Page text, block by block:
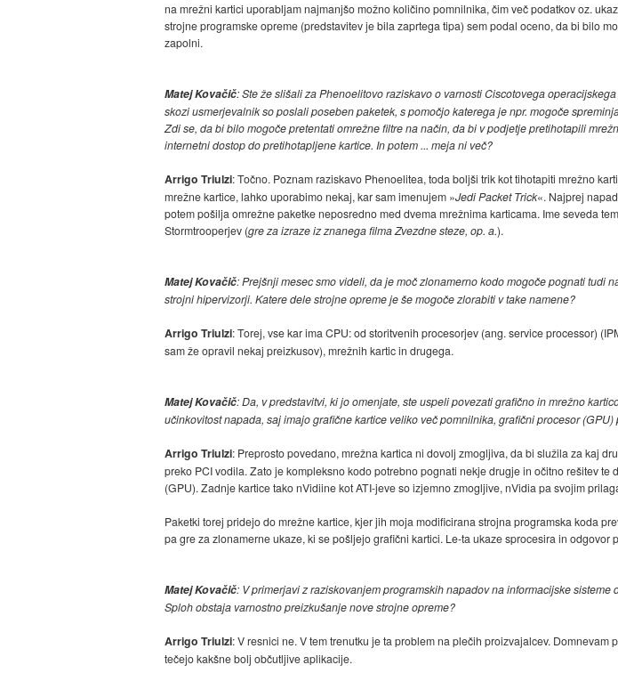
na mrežni kartici uporabljam najmanjšo možno količino pomnilnika, čim več podatkov oz.
strojne programske opreme (predstavitev je bila zaprtega tipa) sem podal oceno, da bi bilo
zapolni.
Matej Kovačič: Ste že slišali za Phenoelitovo raziskavo o varnosti Ciscotovega
skozi usmerjevalnik so poslali poseben paketek, s pomočjo katerega je npr. mogoče
Zdi se, da bi bilo mogoče pretentati omrežne filtre na način, da bi v podjetje pretihotapili
internetni dostop do pretihotapljene kartice. In potem ... meja ni več?
Arrigo Triulzi: Točno. Poznam raziskavo Phenoelitea, toda boljši trik kot tihotapiti mrežno
mrežne kartice, lahko uporabimo nekaj, kar sam imenujem »Jedi Packet Trick«. Najprej
potem pošilja omrežne paketke neposredno med dvema mrežnima karticama. Ime seveda
Stormtrooperjev (gre za izraze iz znanega filma Zvezdne steze, op. a.).
Matej Kovačič: Prejšnji mesec smo videli, da je moč zlonamerno kodo mogoče pognati tudi
strojni hipervizorji. Katere dele strojne opreme je še mogoče zlorabiti v take namene?
Arrigo Triulzi: Torej, vse kar ima CPU: od storitvenih procesorjev (ang. service processor)
sam že opravil nekaj preizkusov), mrežnih kartic in drugega.
Matej Kovačič: Da, v predstavitvi, ki jo omenjate, ste uspeli povezati grafično in mrežno
učinkovitost napada, saj imajo grafične kartice veliko več pomnilnika, grafični procesor
Arrigo Triulzi: Preprosto povedano, mrežna kartica ni dovolj zmogljiva, da bi služila za kaj
preko PCI vodila. Zato je kompleksno kodo potrebno pognati nekje drugje in očitno rešitev
(GPU). Zadnje kartice tako nVidiine kot ATI-jeve so izjemno zmogljive, nVidia pa svojim
Paketki torej pridejo do mrežne kartice, kjer jih moja modificirana strojna programska koda
pa gre za zlonamerne ukaze, ki se pošljejo grafični kartici. Le-ta ukaze sprocesira in odgovor
Matej Kovačič: V primerjavi z raziskovanjem programskih napadov na informacijske
Sploh obstaja varnostno preizkušanje nove strojne opreme?
Arrigo Triulzi: V resnici ne. V tem trenutku je ta problem na plečih proizvajalcev.
tečejo kakšne bolj občutljive aplikacije.